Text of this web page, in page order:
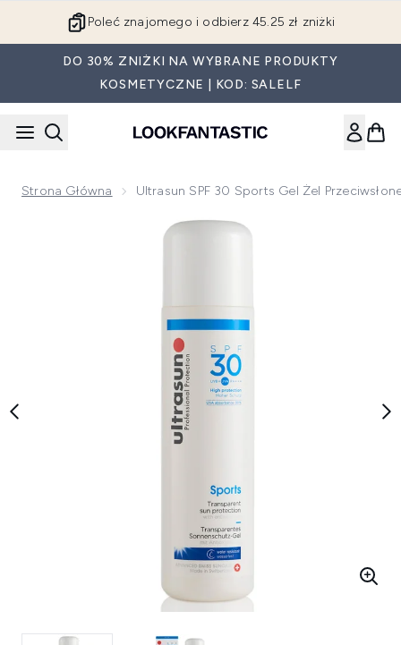
Poleć znajomego i odbierz 45.25 zł zniżki
DO 30% ZNIŻKI NA WYBRANE PRODUKTY
KOSMETYCZNE | KOD: SALELF
Strona Główna Ultrasun SPF 30 Sports Gel Żel
Now showing image 1 Ultrasun SPF 30 Sports Gel żel